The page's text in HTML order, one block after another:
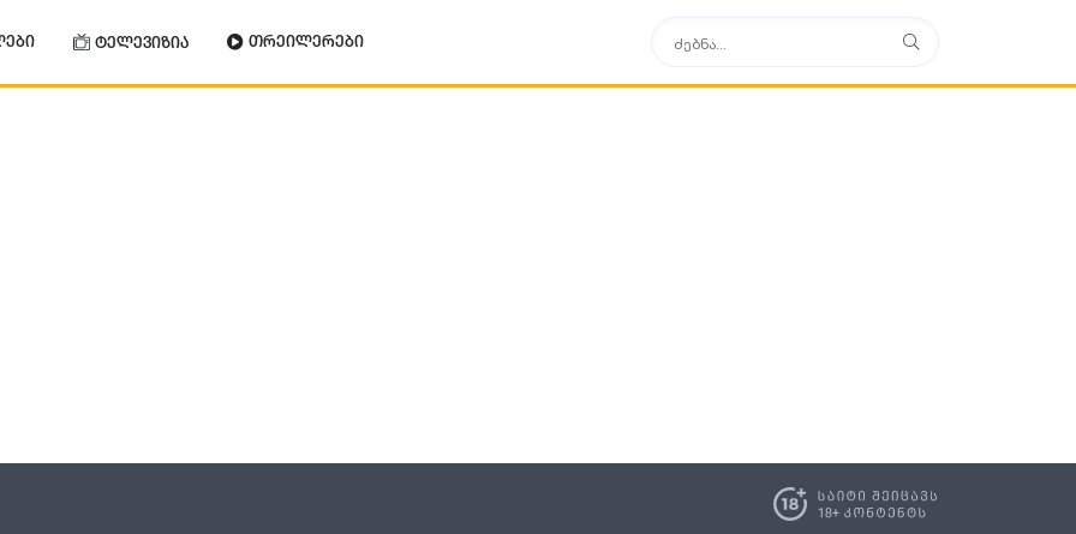
ტელევიზია თრეილერები